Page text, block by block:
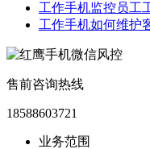
工作手机监控员工
工作手机如何维护
售前咨询热线
18588603721
业务范围